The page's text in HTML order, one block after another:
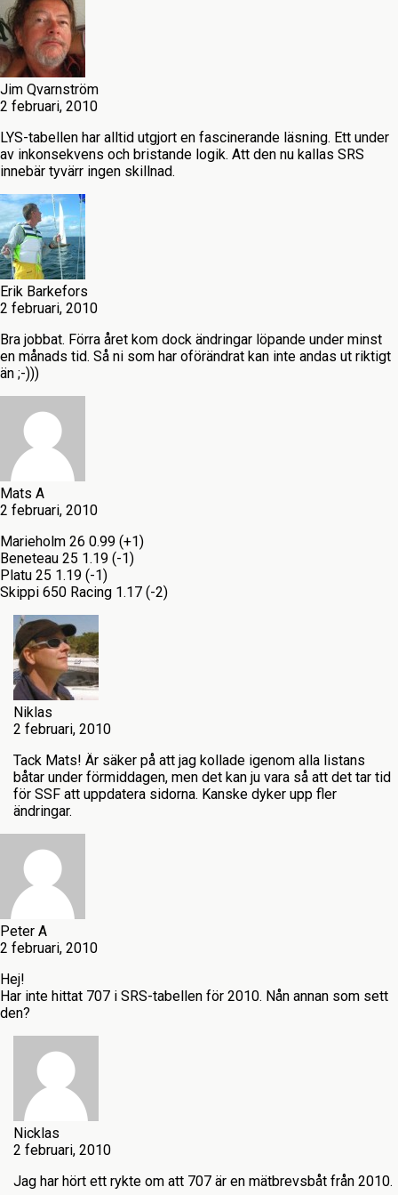
Jim Qvarnström
2 februari, 2010
LYS-tabellen har alltid utgjort en fascinerande läsning. Ett under
av inkonsekvens och bristande logik. Att den nu kallas SRS
innebär tyvärr ingen skillnad.
Erik Barkefors
2 februari, 2010
Bra jobbat. Förra året kom dock ändringar löpande under minst
en månads tid. Så ni som har oförändrat kan inte andas ut riktigt
än ;-)))
Mats A
2 februari, 2010
Marieholm 26 0.99 (+1)
Beneteau 25 1.19 (-1)
Platu 25 1.19 (-1)
Skippi 650 Racing 1.17 (-2)
Niklas
2 februari, 2010
Tack Mats! Är säker på att jag kollade igenom alla listans
båtar under förmiddagen, men det kan ju vara så att det tar tid
för SSF att uppdatera sidorna. Kanske dyker upp fler
ändringar.
Peter A
2 februari, 2010
Hej!
Har inte hittat 707 i SRS-tabellen för 2010. Nån annan som sett
den?
Nicklas
2 februari, 2010
Jag har hört ett rykte om att 707 är en mätbrevsbåt från 2010.